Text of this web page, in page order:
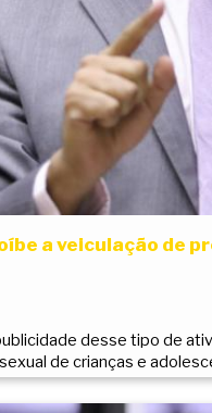
a veiculação de
desse tipo de
de crianças e